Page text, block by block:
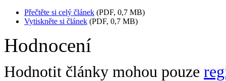
Přečtěte si celý článek (PDF, 0,7 MB)
Vytiskněte si článek (PDF, 0,7 MB)
Hodnocení
Hodnotit články mohou pouze